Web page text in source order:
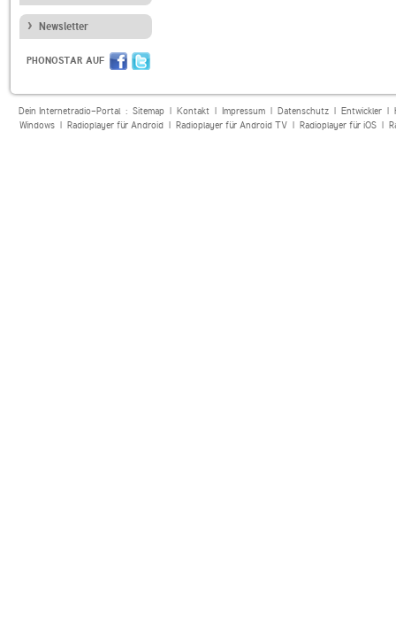
Newsletter
PHONOSTAR AUF
Dein Internetradio-Portal : Sitemap| Kontakt| Impressum| Datenschutz| Entwickler|
Windows| Radioplayer für Android| Radioplayer für Android TV| Radioplayer für iOS|